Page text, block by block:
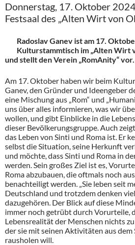
Donnerstag, 17. Oktober
Festsaal des „Alten Wirt von
Radoslav Ganev ist am 17.
Kulturstammtisch im „Alten Wirt
und stellt den Verein „RomAnity“ vor.
Am 17. Oktober haben wir beim
Ganev, den Gründer und Ideengeber
eine Mischung aus „Rom“ und
uns über alles informieren, was wir
wollen, und gibt Einblicke in die
dieser Bevölkerungsgruppe. Auch
das Leben von Sinti und Roma ist. Er
selbst die Situation, seine Herkunft
und möchte, dass Sinti und Roma in
werden. Sein großes Ziel ist es,
Roma abzubauen, die oftmals noch
benachteiligt werden. „Sie leben seit
Deutschland und trotzdem denken
dazugehören. Der Blick auf diese
immer noch getrübt durch Vorurteile,
Lebensrealität der Menschen nichts zu
der sie mit seinen Aktivitäten aus dem
rausholen will.